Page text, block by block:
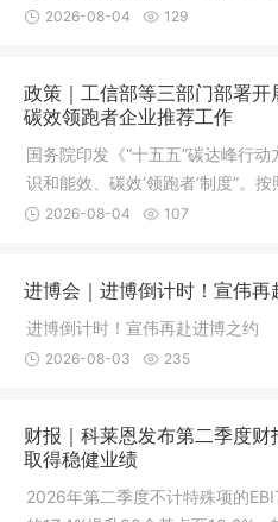
员和广大人民群众了解
2026-08-04 129
政策｜工信部等三部门部署开
碳效领跑者企业推荐工作
国务院印发《“十五五”碳达峰行
识和能效、碳效‘领跑者’制度”。
领跑者工作基础上，创新开展碳
2026-08-04 107
进博会｜进博倒计时！宣伟再
进博倒计时！宣伟再赴进博之约
2026-08-03 235
财报｜科莱恩发布第二季度
取得稳健业绩
2026年第二季度不计特殊项的